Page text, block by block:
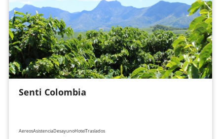
Senti Colombia
AereosAsistenciaDesayunoHotelTraslados